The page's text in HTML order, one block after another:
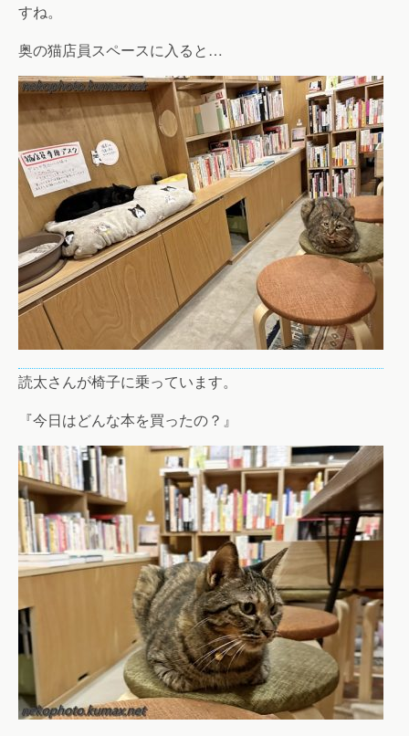
すね。
奥の猫店員スペースに入ると…
読太さんが椅子に乗っています。
『今日はどんな本を買ったの？』